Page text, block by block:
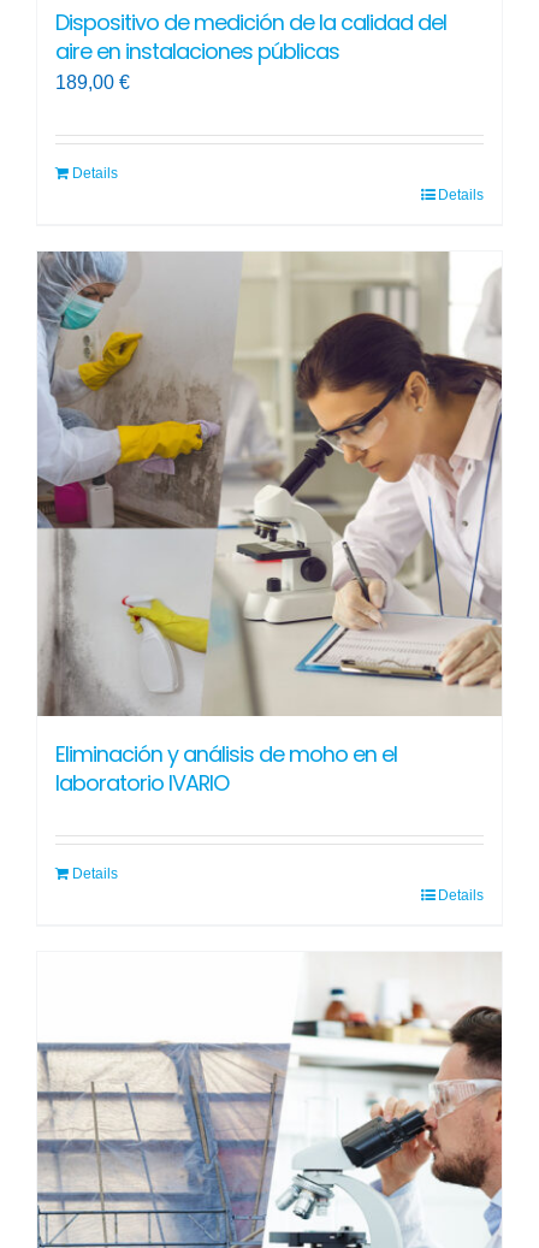
Dispositivo de medición de la calidad del
aire en instalaciones públicas
189,00 €
Details
Details
Eliminación y análisis de moho en el
laboratorio IVARIO
Details
Details